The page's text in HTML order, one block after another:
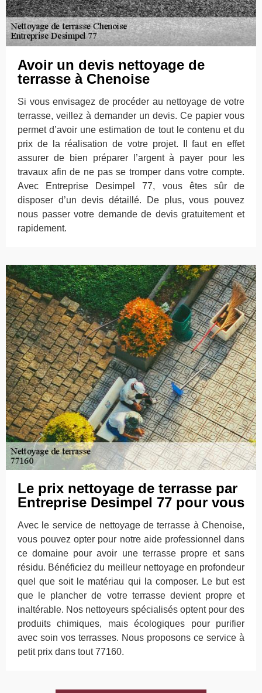
Avoir un devis nettoyage de
terrasse à Chenoise
Si vous envisagez de procéder au nettoyage de votre
terrasse, veillez à demander un devis. Ce papier vous
permet d’avoir une estimation de tout le contenu et du
prix de la réalisation de votre projet. Il faut en effet
assurer de bien préparer l’argent à payer pour les
travaux afin de ne pas se tromper dans votre compte.
Avec Entreprise Desimpel 77, vous êtes sûr de
disposer d’un devis détaillé. De plus, vous pouvez
nous passer votre demande de devis gratuitement et
rapidement.
Le prix nettoyage de terrasse par
Entreprise Desimpel 77 pour vous
Avec le service de nettoyage de terrasse à Chenoise,
vous pouvez opter pour notre aide professionnel dans
ce domaine pour avoir une terrasse propre et sans
résidu. Bénéficiez du meilleur nettoyage en profondeur
quel que soit le matériau qui la composer. Le but est
que le plancher de votre terrasse devient propre et
inaltérable. Nos nettoyeurs spécialisés optent pour des
produits chimiques, mais écologiques pour purifier
avec soin vos terrasses. Nous proposons ce service à
petit prix dans tout 77160.